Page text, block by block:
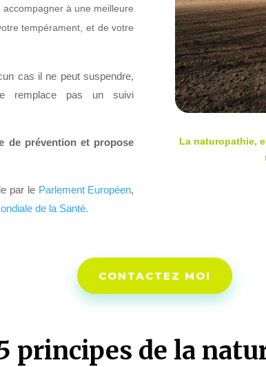
à une meilleure
tempérament, et de votre
cas il ne peut suspendre,
remplace pas un suivi
de prévention et propose
par le Parlement Européen,
de la Santé.
La naturopathie,
CONTACTEZ MOI
principes de la